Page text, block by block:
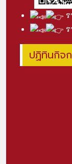
ร
ปฏิทินกิจ